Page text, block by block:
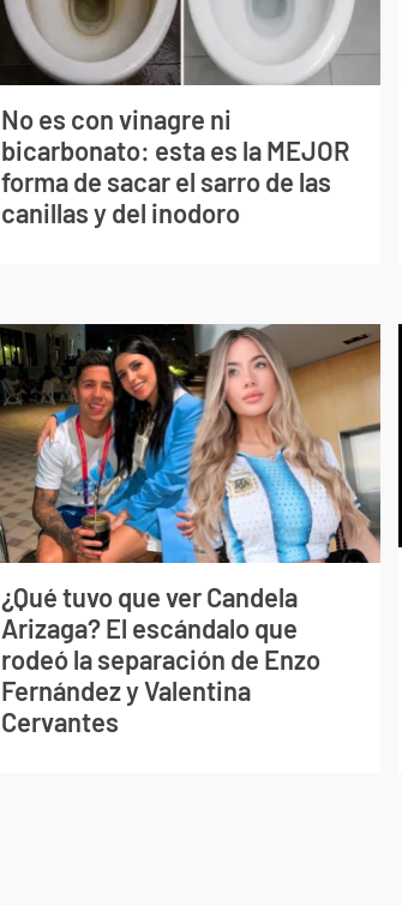
No es con vinagre ni
bicarbonato: esta es la MEJOR
forma de sacar el sarro de las
canillas y del inodoro
¿Qué tuvo que ver Candela
Arizaga? El escándalo que
rodeó la separación de Enzo
Fernández y Valentina
Cervantes